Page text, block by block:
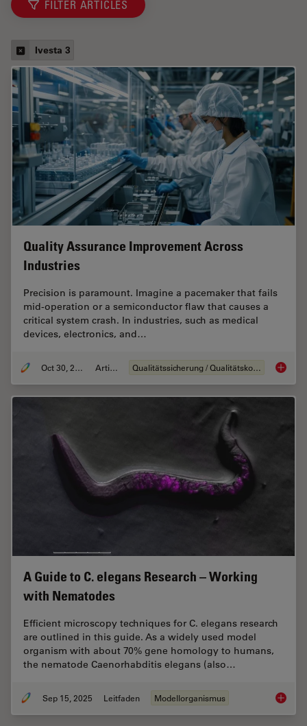
FILTER ARTICLES
Ivesta 3
Quality Assurance Improvement Across
Industries
Precision is paramount. Imagine a pacemaker that fails
mid-operation or a semiconductor flaw that causes a
critical system crash. In industries, such as medical
devices, electronics, and…
Oct 30, 2025 Artikel Qualitätssicherung / Qualitätskontrolle Quality
A Guide to C. elegans Research – Working
with Nematodes
Efficient microscopy techniques for C. elegans research
are outlined in this guide. As a widely used model
organism with about 70% gene homology to humans,
the nematode Caenorhabditis elegans (also…
Sep 15, 2025 Leitfaden Modellorganismus A